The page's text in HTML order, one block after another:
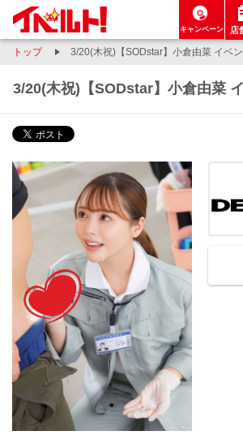
キャンペーン 店
トップ 3/20(木祝)【SODstar】小倉由菜 イベ
3/20(木祝)【SODstar】小倉由菜